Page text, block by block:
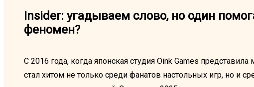
Insider: угадываем слово, но один
феномен?
С 2016 года, когда японская студия Oink Games
стал хитом не только среди фанатов настольных игр, но и